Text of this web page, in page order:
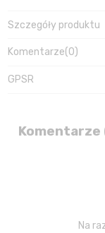
Szczegóły produktu
Komentarze(0)
GPSR
Komentarze
Na